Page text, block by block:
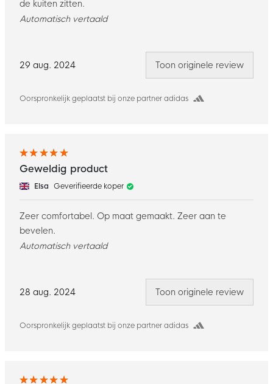
29 aug. 2024
Oorspronkelijk geplaatst bij onze partner adidas
de kuiten zitten.
Automatisch vertaald
Toon originele review
28 aug. 2024
Oorspronkelijk geplaatst bij onze partner adidas
Geweldig product
Elsa Geverifieerde koper
Zeer comfortabel. Op maat gemaakt. Zeer aan te
bevelen.
Automatisch vertaald
Toon originele review